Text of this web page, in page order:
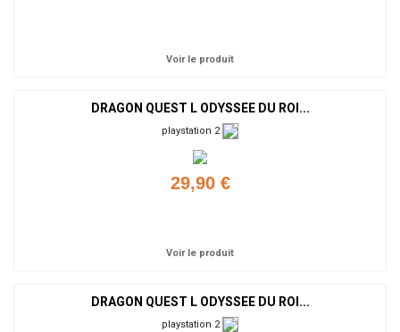
Voir le produit
DRAGON QUEST L ODYSSEE DU ROI...
playstation 2
29,90 €
Voir le produit
DRAGON QUEST L ODYSSEE DU ROI...
playstation 2